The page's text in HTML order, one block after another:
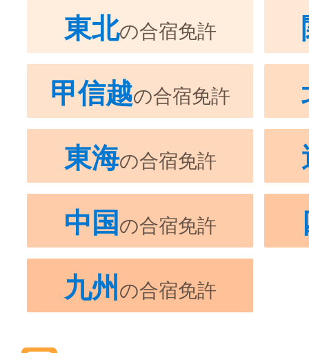
東北の合宿免許
甲信越の合宿免許
東海の合宿免許
中国 の合宿免許
九州 の合宿免許